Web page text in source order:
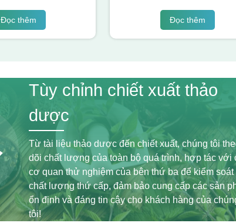
Đọc thêm Đọc thêm
Tùy chỉnh chiết xuất thảo
dược
Từ tài liệu thảo dược đến chiết xuất, chúng tôi
dõi chất lượng của toàn bộ quá trình, hợp tác với
cơ quan thử nghiệm của bên thứ ba để kiểm soát
chất lượng thứ cấp, đảm bảo cung cấp các sản
ổn định và đáng tin cậy cho khách hàng của
tôi!